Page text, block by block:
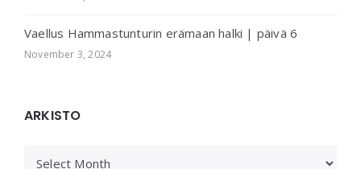
Vaellus Hammastunturin erämaan halki | päivä 6
November 3, 2024
ARKISTO